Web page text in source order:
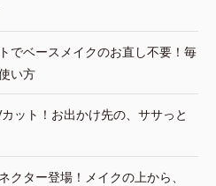
でベースメイクのお直し不要！毎
い方
ット！お出かけ先の、ササっと
クター登場！メイクの上から、